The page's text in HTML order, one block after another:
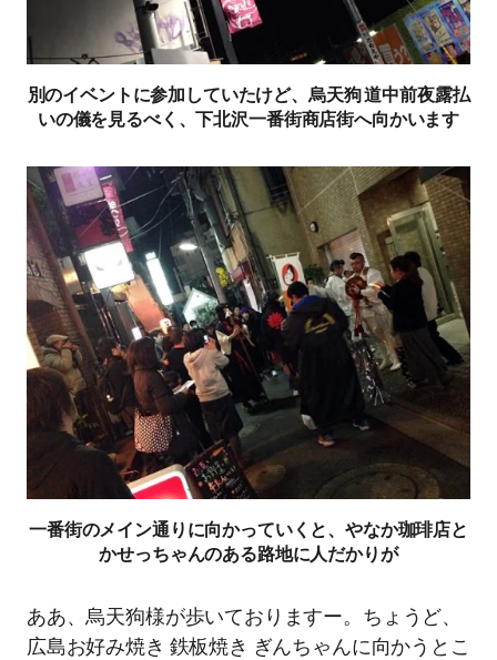
別のイベントに参加していたけど、烏天狗 道中前夜露払
いの儀を見るべく、下北沢一番街商店街へ向かいます
一番街のメイン通りに向かっていくと、やなか珈琲店と
かせっちゃんのある路地に人だかりが
ああ、烏天狗様が歩いておりますー。ちょうど、
広島お好み焼き 鉄板焼き ぎんちゃんに向かうとこ